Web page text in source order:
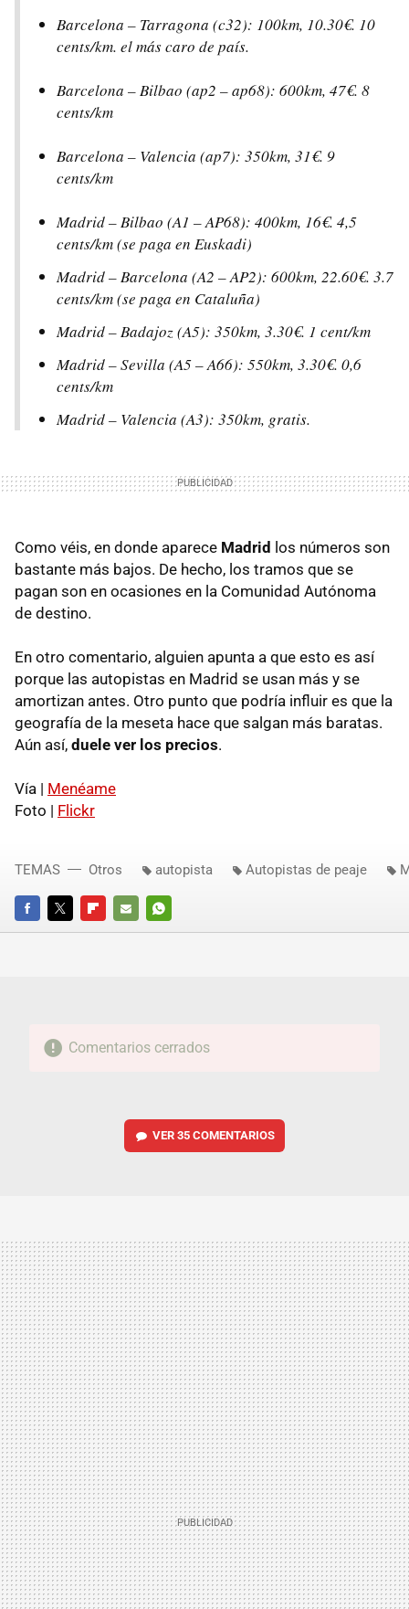
Barcelona – Tarragona (c32): 100km, 10.30€. 10
cents/km. el más caro de país.
Barcelona – Bilbao (ap2 – ap68): 600km, 47€. 8
cents/km
Barcelona – Valencia (ap7): 350km, 31€. 9
cents/km
Madrid – Bilbao (A1 – AP68): 400km, 16€. 4,5
cents/km (se paga en Euskadi)
Madrid – Barcelona (A2 – AP2): 600km, 22.60€. 3.7
cents/km (se paga en Cataluña)
Madrid – Badajoz (A5): 350km, 3.30€. 1 cent/km
Madrid – Sevilla (A5 – A66): 550km, 3.30€. 0,6
cents/km
Madrid – Valencia (A3): 350km, gratis.
Como véis, en donde aparece Madrid los números son
bastante más bajos. De hecho, los tramos que se
pagan son en ocasiones en la Comunidad Autónoma
de destino.
En otro comentario, alguien apunta a que esto es así
porque las autopistas en Madrid se usan más y se
amortizan antes. Otro punto que podría influir es que la
geografía de la meseta hace que salgan más baratas.
Aún así, duele ver los precios.
Vía | Menéame
Foto | Flickr
FACEBOOKTWITTERFLIPBOARD
E-
WHATSAPP
TEMAS Otros autopista Autopistas de peaje
Comentarios cerrados
VER 35 COMENTARIOS